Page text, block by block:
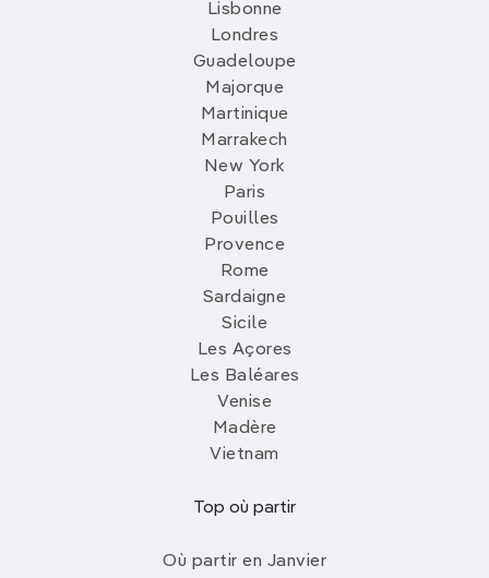
Lisbonne
Londres
Guadeloupe
Majorque
Martinique
Marrakech
New York
Paris
Pouilles
Provence
Rome
Sardaigne
Sicile
Les Açores
Les Baléares
Venise
Madère
Vietnam
Top où partir
Où partir en Janvier